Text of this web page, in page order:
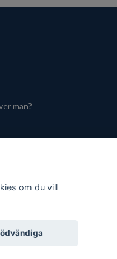
man?
om du vill